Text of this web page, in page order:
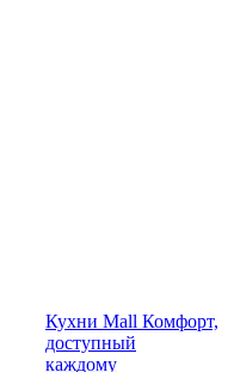
Кухни Mall Комфорт,
доступный
каждому